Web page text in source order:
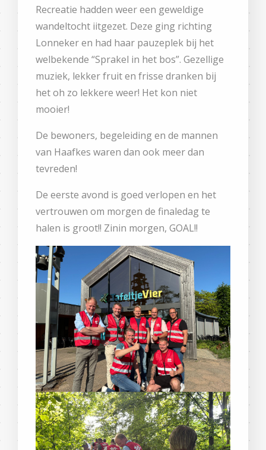
Recreatie hadden weer een geweldige
wandeltocht iitgezet. Deze ging richting
Lonneker en had haar pauzeplek bij het
welbekende “Sprakel in het bos”. Gezellige
muziek, lekker fruit en frisse dranken bij
het oh zo lekkere weer! Het kon niet
mooier!
De bewoners, begeleiding en de mannen
van Haafkes waren dan ook meer dan
tevreden!
De eerste avond is goed verlopen en het
vertrouwen om morgen de finaledag te
halen is groot!! Zinin morgen, GOAL!!